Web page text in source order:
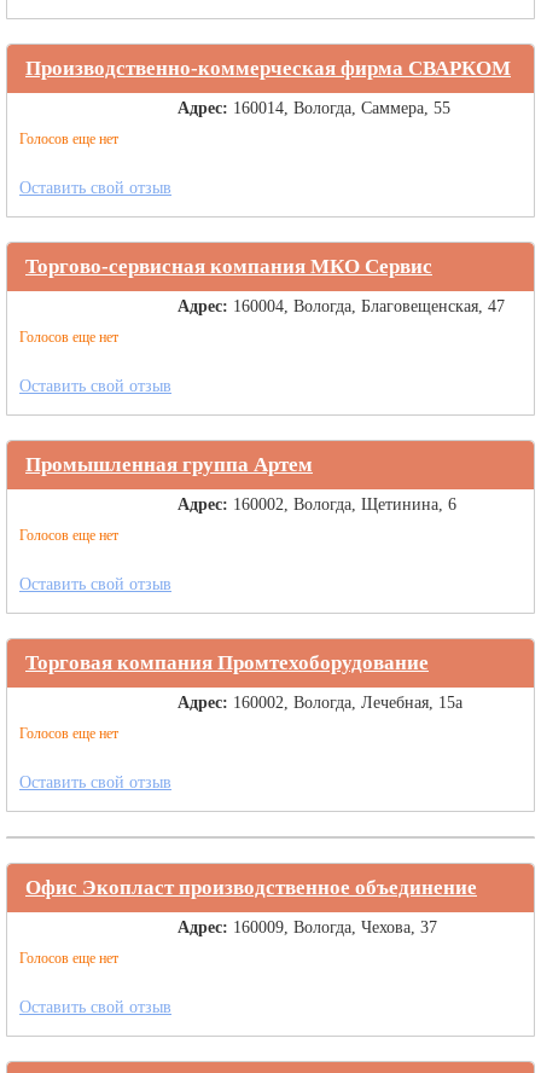
Производственно-коммерческая фирма СВАРКОМ
Голосов еще нет
Адрес: 160014, Вологда, Саммера, 55
Оставить свой отзыв
Торгово-сервисная компания МКО Сервис
Голосов еще нет
Адрес: 160004, Вологда, Благовещенская, 47
Оставить свой отзыв
Промышленная группа Артем
Голосов еще нет
Адрес: 160002, Вологда, Щетинина, 6
Оставить свой отзыв
Торговая компания Промтехоборудование
Голосов еще нет
Адрес: 160002, Вологда, Лечебная, 15а
Оставить свой отзыв
Офис Экопласт производственное объединение
Голосов еще нет
Адрес: 160009, Вологда, Чехова, 37
Оставить свой отзыв